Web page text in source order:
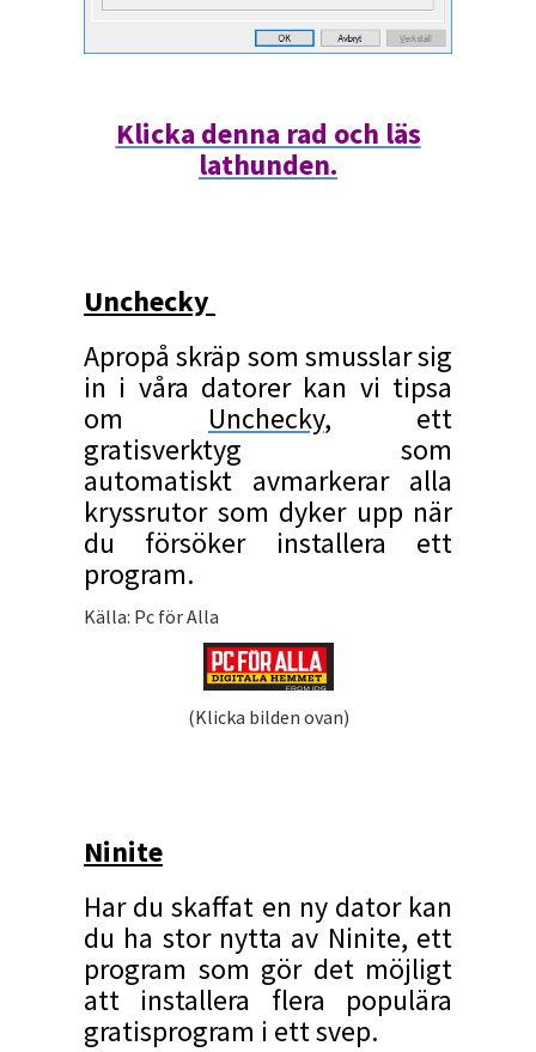
Klicka denna rad och läs
lathunden.
Unchecky
Apropå skräp som smusslar sig
in i våra datorer kan vi tipsa
om Unchecky, ett
gratisverktyg som
automatiskt avmarkerar alla
kryssrutor som dyker upp när
du försöker installera ett
program.
Källa: Pc för Alla
(Klicka bilden ovan)
Ninite
Har du skaffat en ny dator kan
du ha stor nytta av Ninite, ett
program som gör det möjligt
att installera flera populära
gratisprogram i ett svep.